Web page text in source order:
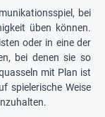
bei
üben können.
oder in eine der
bei denen sie so
mit Plan ist
spielerische Weise